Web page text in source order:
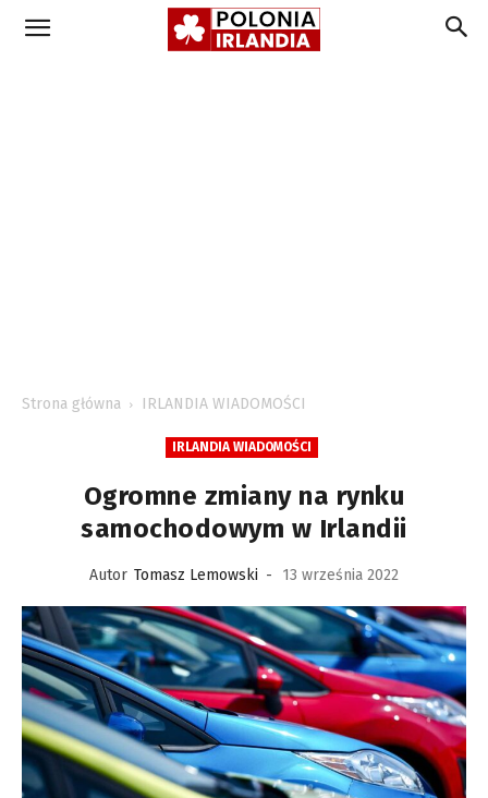
Strona główna IRLANDIA WIADOMOŚCI
IRLANDIA WIADOMOŚCI
Ogromne zmiany na rynku
samochodowym w Irlandii
Autor Tomasz Lemowski - 13 września 2022